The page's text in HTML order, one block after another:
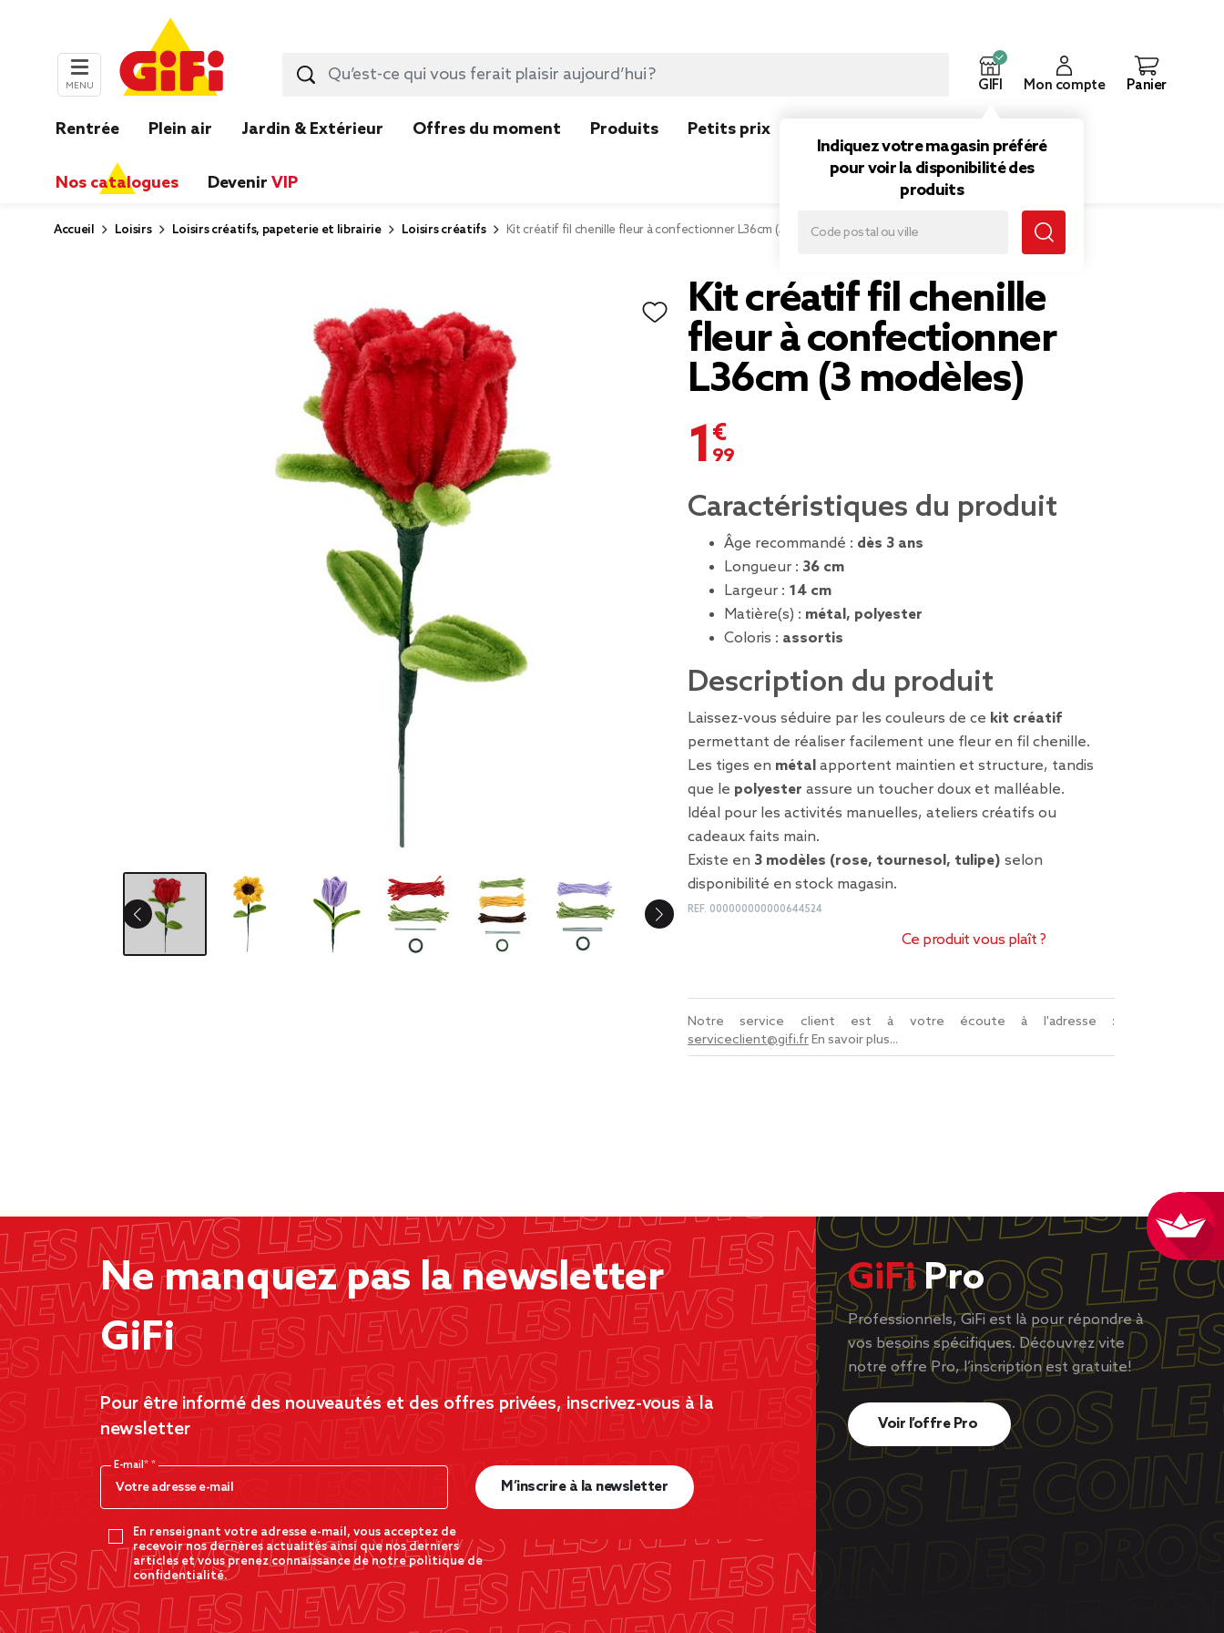
MENU GIFI
Indiquez votre magasin préféré
pour voir la disponibilité des
produits
Mon compte Panier
Rentrée Plein air Jardin & Extérieur Offres du moment Produits Petits prix
Nos catalogues Devenir VIP
Accueil Loisirs Loisirs créatifs, papeterie et librairie Loisirs créatifs Kit créatif fil chenille fleur à confectionner L36cm (3 modèles)
Kit créatif fil chenille
fleur à confectionner
L36cm (3 modèles)
1,99 €
Caractéristiques du produit
Âge recommandé : dès 3 ans
Longueur : 36 cm
Largeur : 14 cm
Matière(s) : métal, polyester
Coloris : assortis
Description du produit
Laissez-vous séduire par les couleurs de ce kit créatif
permettant de réaliser facilement une fleur en fil chenille.
Les tiges en métal apportent maintien et structure, tandis
que le polyester assure un toucher doux et malléable.
Idéal pour les activités manuelles, ateliers créatifs ou
cadeaux faits main.
Existe en 3 modèles (rose, tournesol, tulipe) selon
disponibilité en stock magasin.
REF. 000000000000644524
Ce produit vous plaît ?
Notre service client est à votre écoute à l'adresse :
serviceclient@gifi.frEn savoir plus...
Ne manquez pas la newsletter
GiFi
Pour être informé des nouveautés et des offres privées, inscrivez-vous à la
newsletter
E-mail*
En renseignant votre adresse e-mail, vous acceptez de
recevoir nos dernères actualités ainsi que nos derniers
articles et vous prenez connaissance de notre politique de
confidentialité.
M’inscrire à la newsletter
GiFiPro
Professionnels, GiFi est là pour répondre à
vos besoins spécifiques. Découvrez vite
notre offre Pro, l’inscription est gratuite!
Voir l’offre Pro